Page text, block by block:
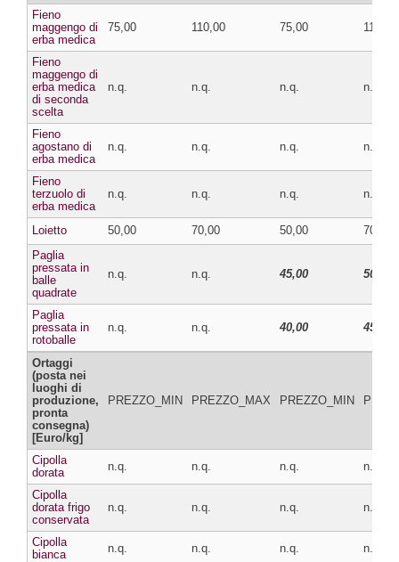
Fieno
maggengo di
erba medica
75,00 110,00 75,00 110,00
Fieno
maggengo di
erba medica
di seconda
scelta
n.q. n.q. n.q. n.q.
Fieno
agostano di
erba medica
n.q. n.q. n.q. n.q.
Fieno
terzuolo di
erba medica
n.q. n.q. n.q. n.q.
Loietto 50,00 70,00 50,00
70,00
Paglia
pressata in
balle
quadrate
n.q. n.q. 45,00 50,00
Paglia
pressata in
rotoballe
n.q. n.q. 40,00 45,00
Ortaggi
(posta nei
luoghi di
produzione,
pronta
consegna)
[Euro/kg]
PREZZO_MIN PREZZO_MAX PREZZO_MIN
Cipolla
dorata
n.q. n.q. n.q. n.q.
Cipolla
dorata frigo
conservata
n.q. n.q. n.q. n.q.
Cipolla
bianca
n.q. n.q. n.q. n.q.